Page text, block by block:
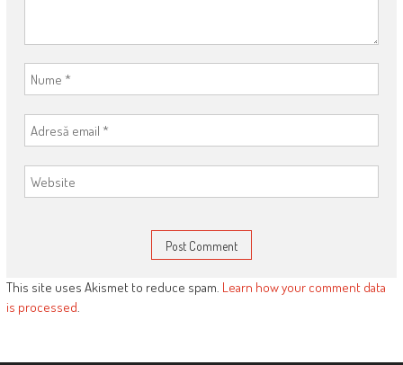
This site uses Akismet to reduce spam. Learn how your comment data
is processed.